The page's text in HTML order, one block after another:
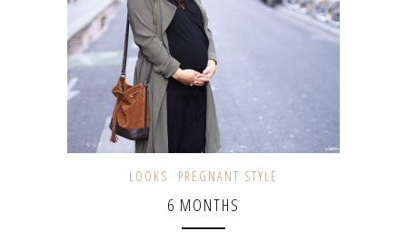
LOOKS PREGNANT STYLE
6 MONTHS